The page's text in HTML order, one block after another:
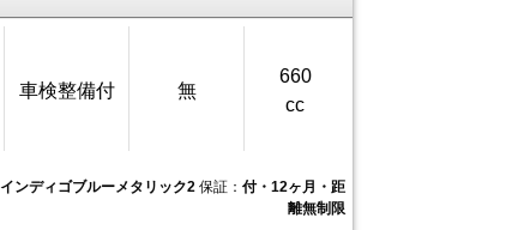
車検整備付 無
660
cc
インディゴブルーメタリック2 保証： 付・12ヶ月・距
離無制限